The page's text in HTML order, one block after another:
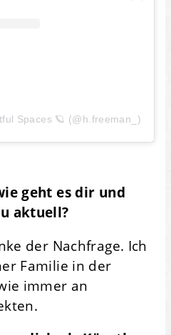
Spaces 🪐 (@h.freeman_)
geht es dir und
aktuell?
der Nachfrage. Ich
Familie in der
immer an